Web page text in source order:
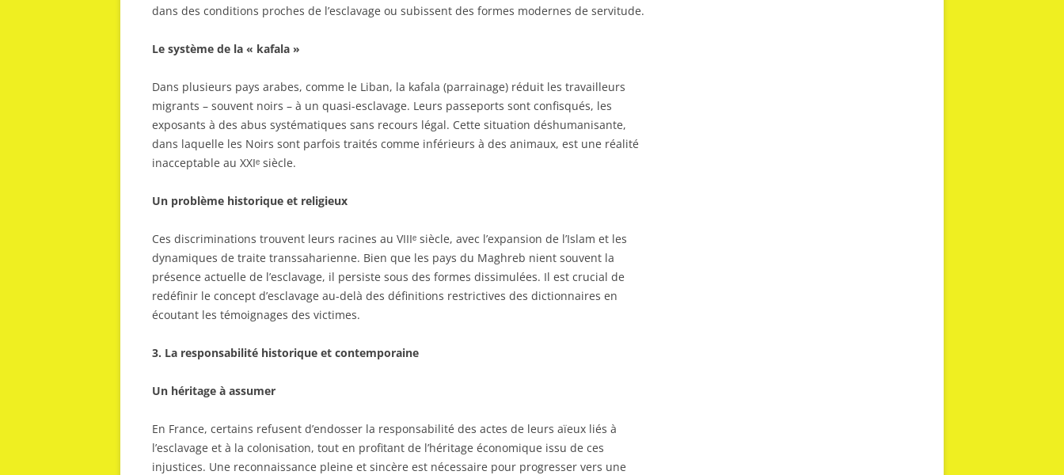
dans des conditions proches de l’esclavage ou subissent des formes modernes de servitude.
Le système de la « kafala »
Dans plusieurs pays arabes, comme le Liban, la kafala (parrainage) réduit les travailleurs
migrants – souvent noirs – à un quasi-esclavage. Leurs passeports sont confisqués, les
exposants à des abus systématiques sans recours légal. Cette situation déshumanisante,
dans laquelle les Noirs sont parfois traités comme inférieurs à des animaux, est une réalité
inacceptable au XXIᵉ siècle.
Un problème historique et religieux
Ces discriminations trouvent leurs racines au VIIIᵉ siècle, avec l’expansion de l’Islam et les
dynamiques de traite transsaharienne. Bien que les pays du Maghreb nient souvent la
présence actuelle de l’esclavage, il persiste sous des formes dissimulées. Il est crucial de
redéfinir le concept d’esclavage au-delà des définitions restrictives des dictionnaires en
écoutant les témoignages des victimes.
3. La responsabilité historique et contemporaine
Un héritage à assumer
En France, certains refusent d’endosser la responsabilité des actes de leurs aïeux liés à
l’esclavage et à la colonisation, tout en profitant de l’héritage économique issu de ces
injustices. Une reconnaissance pleine et sincère est nécessaire pour progresser vers une